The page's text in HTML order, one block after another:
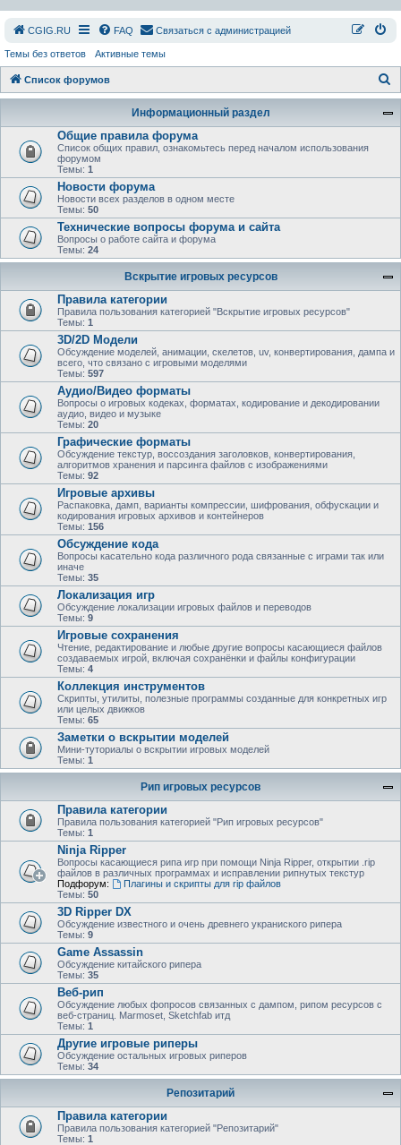
СGIG.RU FAQ Связаться с администрацией
Темы без ответов Активные темы
Список форумов
о
Информационный раздел
Общие правила форума
Список общих правил, ознакомьтесь перед началом использования
форумом
Темы: 1
Новости форума
Новости всех разделов в одном месте
Темы: 50
Технические вопросы форума и сайта
Вопросы о работе сайта и форума
Темы: 24
Вскрытие игровых ресурсов
Правила категории
Правила пользования категорией "Вскрытие игровых ресурсов"
Темы: 1
3D/2D Модели
Обсуждение моделей, анимации, скелетов, uv, конвертирования, дампа и
всего, что связано с игровыми моделями
Темы: 597
Аудио/Видео форматы
Вопросы о игровых кодеках, форматах, кодирование и декодировании
аудио, видео и музыке
Темы: 20
Графические форматы
Обсуждение текстур, воссоздания заголовков, конвертирования,
алгоритмов хранения и парсинга файлов с изображениями
Темы: 92
Игровые архивы
Распаковка, дамп, варианты компрессии, шифрования, обфускации и
кодирования игровых архивов и контейнеров
Темы: 156
Обсуждение кода
Вопросы касательно кода различного рода связанные с играми так или
иначе
Темы: 35
Локализация игр
Обсуждение локализации игровых файлов и переводов
Темы: 9
Игровые сохранения
Чтение, редактирование и любые другие вопросы касающиеся файлов
создаваемых игрой, включая сохранёнки и файлы конфигурации
Темы: 4
Коллекция инструментов
Скрипты, утилиты, полезные программы созданные для конкретных игр
или целых движков
Темы: 65
Заметки о вскрытии моделей
Мини-туториалы о вскрытии игровых моделей
Темы: 1
Рип игровых ресурсов
Правила категории
Правила пользования категорией "Рип игровых ресурсов"
Темы: 1
Ninja Ripper
Вопросы касающиеся рипа игр при помощи Ninja Ripper, открытии .rip
файлов в различных программах и исправлении рипнутых текстур
Подфорум:
Плагины и скрипты для rip файлов
Темы: 50
3D Ripper DX
Обсуждение известного и очень древнего украниского рипера
Темы: 9
Game Assassin
Обсуждение китайского рипера
Темы: 35
Веб-рип
Обсуждение любых фопросов связанных с дампом, рипом ресурсов с
веб-страниц. Marmoset, Sketchfab итд
Темы: 1
Другие игровые риперы
Обсуждение остальных игровых риперов
Темы: 34
Репозитарий
Правила категории
Правила пользования категорией "Репозитарий"
Темы: 1